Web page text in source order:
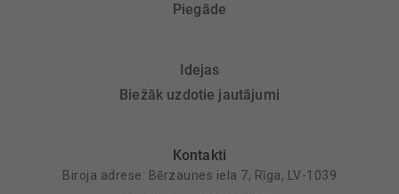
Piegāde
Idejas
Biežāk uzdotie jautājumi
Kontakti
Biroja adrese: Bērzaunes iela 7, Rīga, LV-1039